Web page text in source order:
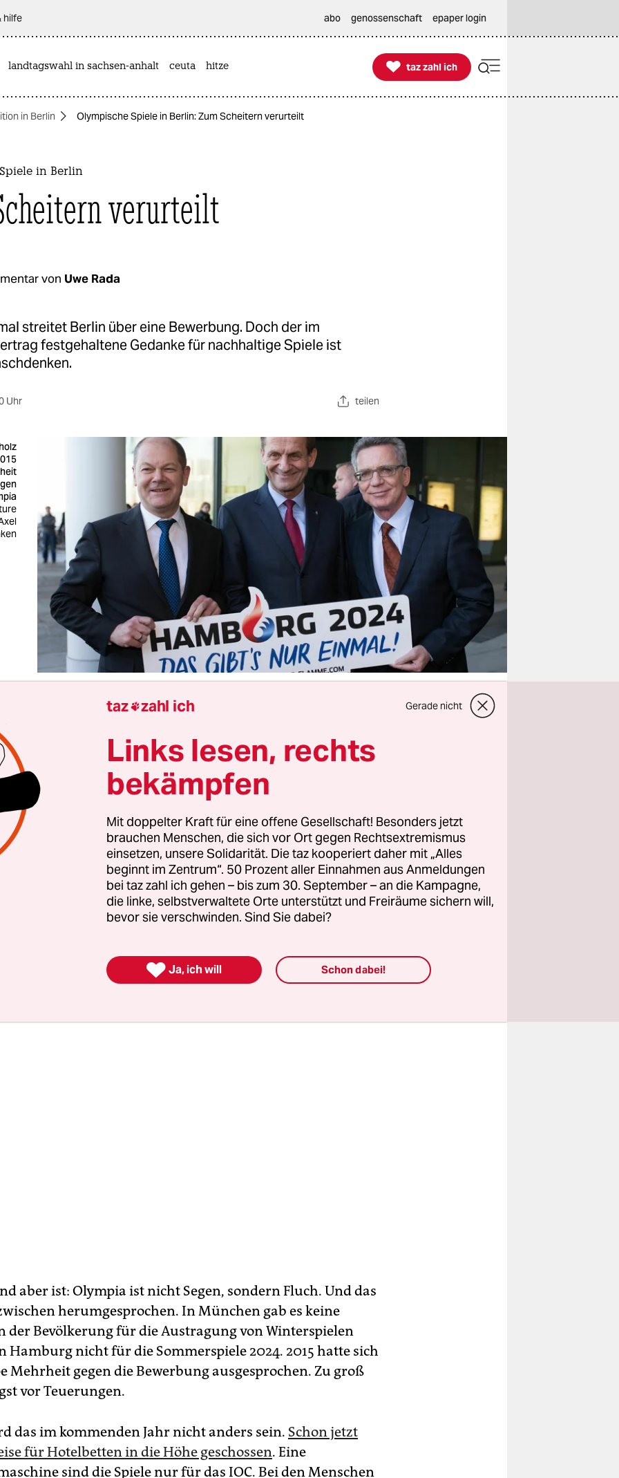
hilfe abo genossenschaft epaper login
landtagswahl in sachsen-anhalt ceuta hitze 
taz zahl ich
taz zahl ich
in Berlin Olympische Spiele in Berlin: Zum Scheitern verurteilt
in Berlin
verurteilt
von Uwe Rada
streitet Berlin über eine Bewerbung. Doch der im
festgehaltene Gedanke für nachhaltige Spiele ist
Uhr teilen
sieht anders aus. Erst sorgt sich SPD-Fraktionschef
Saleh um die Folgekosten, dann stellt SPD-
Franziska Giffey die Frage, ob Berlin kurz
Expo 2035 eine weitere Großveranstaltung
Bei den Sozialdemokraten, so viel geht zumindest aus
hervor, ist die Freude über einemögliche
für die olympischen Sommerspiele 2036nicht ungeteilt.
das hat nicht nur mit dem Datum zu tun. Wäre Olympia
die Stadt, gäbe es nicht nur gute Gründe gegen eine
Berlin in den Fokus zu rücken, wäre tatsächlich
dafür. Allerdings muss diese Weltoffenheit und
aber ist: Olympia ist nicht Segen, sondern Fluch. Und das
herumgesprochen. In München gab es keine
der Bevölkerung für die Austragung von Winterspielen
Hamburg nicht für die Sommerspiele 2024. 2015 hatte sich
Mehrheit gegen die Bewerbung ausgesprochen. Zu groß
vor Teuerungen.
das im kommenden Jahr nicht anders sein. Schon jetzt
für Hotelbetten in die Höhe geschossen. Eine
sind die Spiele nur für das IOC. Bei den Menschen
taz zahl ich Gerade nicht
Links lesen, rechts
bekämpfen
Mit doppelter Kraft für eine offene Gesellschaft! Besonders jetzt
brauchen Menschen, die sich vor Ort gegen Rechtsextremismus
einsetzen, unsere Solidarität. Die taz kooperiert daher mit „Alles
beginnt im Zentrum“. 50 Prozent aller Einnahmen aus Anmeldungen
bei taz zahl ich gehen – bis zum 30. September – an die Kampagne,
die linke, selbstverwaltete Orte unterstützt und Freiräume sichern will,
bevor sie verschwinden. Sind Sie dabei?
 Ja, ich will Schon dabei!